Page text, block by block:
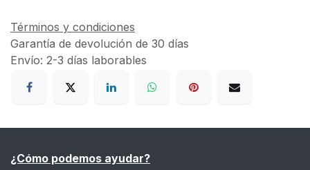
Términos y condiciones
Garantía de devolución de 30 días
Envío: 2-3 días laborables
¿Cómo podemos ayudar?